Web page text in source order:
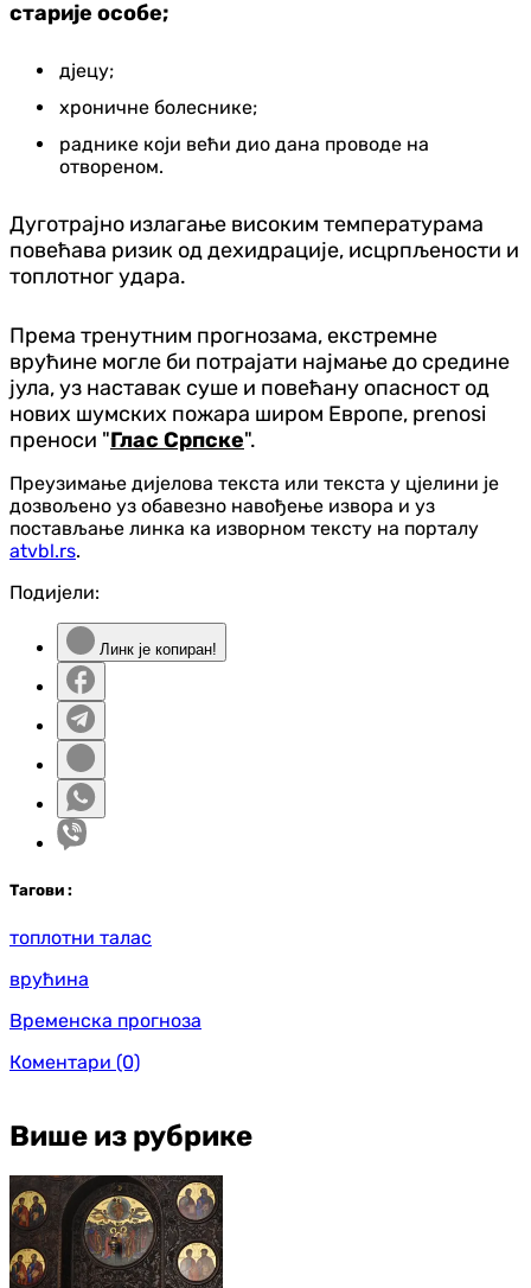
старије особе;
дјецу;
хроничне болеснике;
раднике који већи дио дана проводе на
отвореном.
Дуготрајно излагање високим температурама
повећава ризик од дехидрације, исцрпљености и
топлотног удара.
Према тренутним прогнозама, екстремне
врућине могле би потрајати најмање до средине
јула, уз наставак суше и повећану опасност од
нових шумских пожара широм Европе, prenosi
преноси "Глас Српске".
Преузимање дијелова текста или текста у цјелини је
дозвољено уз обавезно навођење извора и уз
постављање линка ка изворном тексту на порталу
atvbl.rs.
Подијели:
Линк је копиран!
Тагови :
топлотни талас
врућина
Временска прогноза
Коментари (0)
Више из рубрике